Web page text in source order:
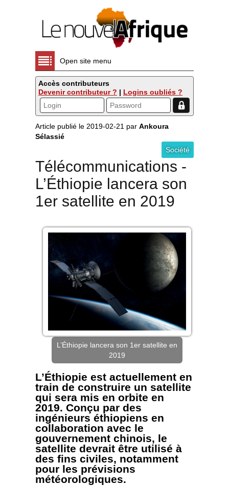
Open site menu
Accès contributeurs
Devenir contributeur ? | Logins oubliés ?
Article publié le 2019-02-21 par Ankoura
Sélassié
Société
Télécommunications -
L’Éthiopie lancera son
1er satellite en 2019
L’Éthiopie lancera son 1er satellite en
2019
L’Éthiopie est actuellement en
train de construire un satellite
qui sera mis en orbite en
2019. Conçu par des
ingénieurs éthiopiens en
collaboration avec le
gouvernement chinois, le
satellite devrait être utilisé à
des fins civiles, notamment
pour les prévisions
météorologiques.